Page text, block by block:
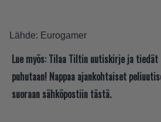
Lähde: Eurogamer
Lue myös: Tilaa Tiltin uutiskirje ja tiedät
puhutaan! Nappaa ajankohtaiset
suoraan sähköpostiin tästä.